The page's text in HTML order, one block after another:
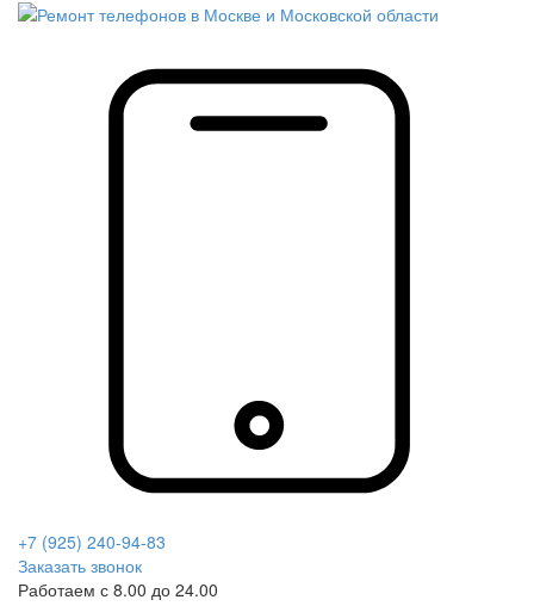
+7 (925) 240-94-83
Заказать звонок
Работаем с 8.00 до 24.00